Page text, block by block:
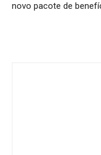
novo pacote de